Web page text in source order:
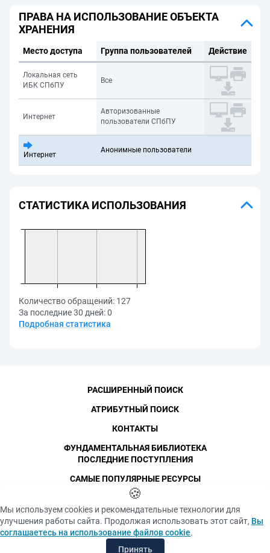
ПРАВА НА ИСПОЛЬЗОВАНИЕ ОБЪЕКТА
ХРАНЕНИЯ
Место доступа Группа пользователей Действие
Локальная сеть
ИБК СПбПУ
Все
Интернет
Авторизованные
пользователи СПбПУ
Интернет
Анонимные пользователи
СТАТИСТИКА ИСПОЛЬЗОВАНИЯ
Количество обращений: 127
За последние 30 дней:0
Подробная статистика
СПбПУ, 1996-2026
Авторские права и персональные данные
Фотографии размещены с согласия
изображённых лиц в соответствии
с требованиями законодательства
о персональных данных. Согласно
Политика конфиденциальности
Положение об использовании «cookie» файлов
РАСШИРЕННЫЙ ПОИСК
АТРИБУТНЫЙ ПОИСК
КОНТАКТЫ
ФУНДАМЕНТАЛЬНАЯ БИБЛИОТЕКА
ПОСЛЕДНИЕ ПОСТУПЛЕНИЯ
САМЫЕ ПОПУЛЯРНЫЕ РЕСУРСЫ
🍪
Мы используем cookies и рекомендательные технологии для
улучшения работы сайта. Продолжая использовать этот сайт, Вы
соглашаетесь на использование файлов cookie.
Принять